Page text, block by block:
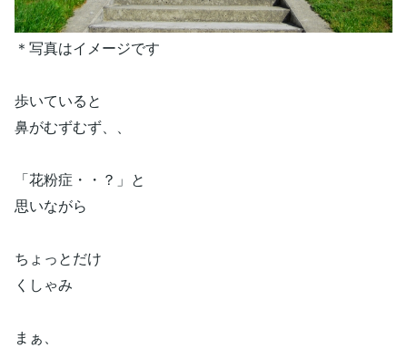
＊写真はイメージです
歩いていると
鼻がむずむず、、
「花粉症・・？」と
思いながら
ちょっとだけ
くしゃみ
まぁ、